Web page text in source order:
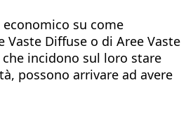
su come
Diffuse o di Aree Vaste
incidono sul loro stare
possono arrivare ad avere